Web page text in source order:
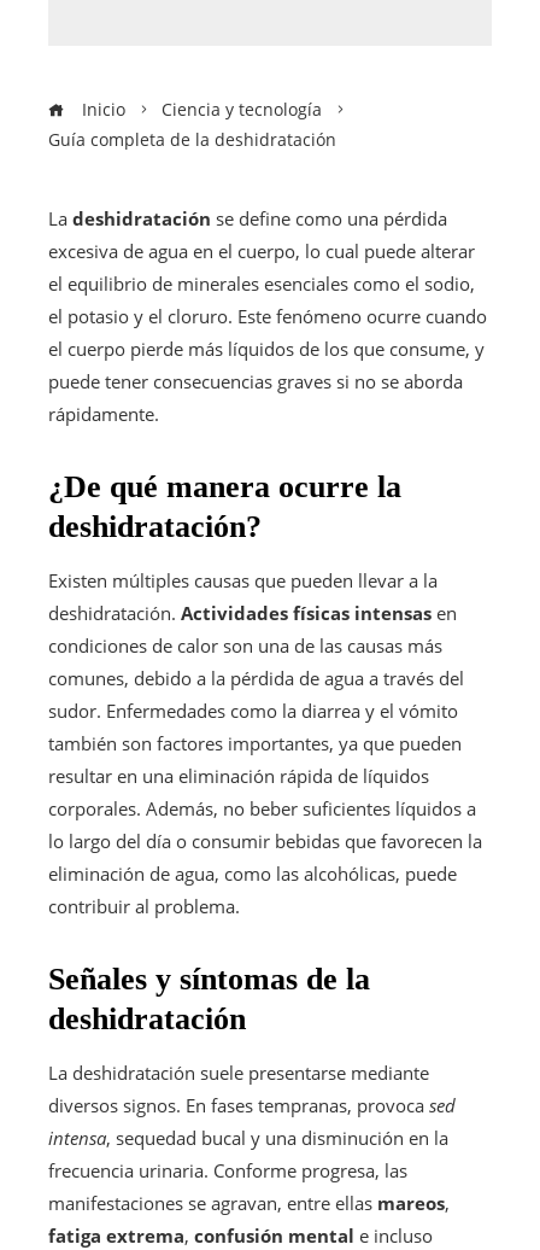
Inicio
Ciencia y tecnología
Guía completa de la deshidratación
La deshidratación se define como una pérdida
excesiva de agua en el cuerpo, lo cual puede alterar
el equilibrio de minerales esenciales como el sodio,
el potasio y el cloruro. Este fenómeno ocurre cuando
el cuerpo pierde más líquidos de los que consume, y
puede tener consecuencias graves si no se aborda
rápidamente.
¿De qué manera ocurre la
deshidratación?
Existen múltiples causas que pueden llevar a la
deshidratación. Actividades físicas intensas en
condiciones de calor son una de las causas más
comunes, debido a la pérdida de agua a través del
sudor. Enfermedades como la diarrea y el vómito
también son factores importantes, ya que pueden
resultar en una eliminación rápida de líquidos
corporales. Además, no beber suficientes líquidos a
lo largo del día o consumir bebidas que favorecen la
eliminación de agua, como las alcohólicas, puede
contribuir al problema.
Señales y síntomas de la
deshidratación
La deshidratación suele presentarse mediante
diversos signos. En fases tempranas, provoca sed
intensa, sequedad bucal y una disminución en la
frecuencia urinaria. Conforme progresa, las
manifestaciones se agravan, entre ellas mareos,
fatiga extrema, confusión mental e incluso